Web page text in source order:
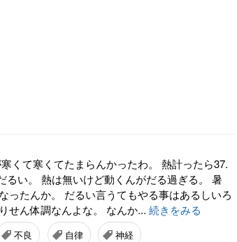
くて寒くてたまらんかったわ。 熱計ったら37.
るい。 熱は無いけど動くんがだる過ぎる。 暑
ったんか。 だるい言うてもやる事はあるしいろ
せん体調なんよな。 なんか... 続きをみる
不良 自律 神経